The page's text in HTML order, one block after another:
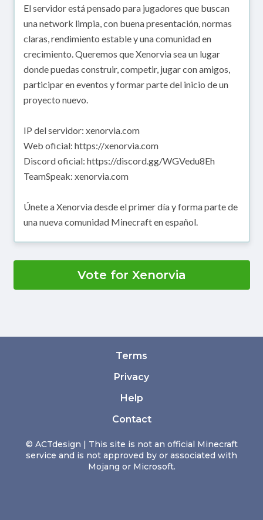
El servidor está pensado para jugadores que buscan
una network limpia, con buena presentación, normas
claras, rendimiento estable y una comunidad en
crecimiento. Queremos que Xenorvia sea un lugar
donde puedas construir, competir, jugar con amigos,
participar en eventos y formar parte del inicio de un
proyecto nuevo.
IP del servidor: xenorvia.com
Web oficial: https://xenorvia.com
Discord oficial: https://discord.gg/WGVedu8Eh
TeamSpeak: xenorvia.com
Únete a Xenorvia desde el primer día y forma parte de
una nueva comunidad Minecraft en español.
Vote for Xenorvia
© ACTdesign | This site is not an official Minecraft
service and is not approved by or associated with
Mojang or Microsoft.
Terms
Privacy
Help
Contact